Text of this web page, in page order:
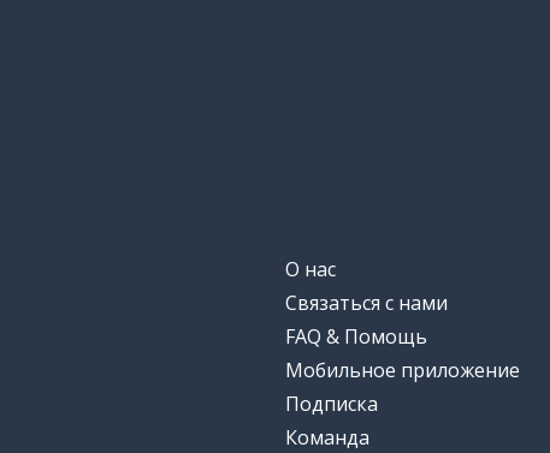
О нас
Связаться с нами
FAQ & Помощь
Мобильное приложение
Подписка
Команда